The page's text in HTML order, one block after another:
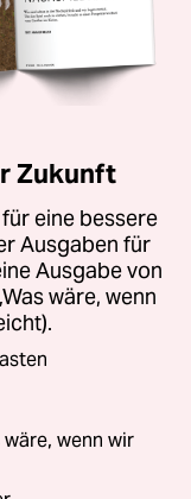
Zukunft
eine bessere
Ausgaben für
Ausgabe von
wäre, wenn
wäre, wenn wir